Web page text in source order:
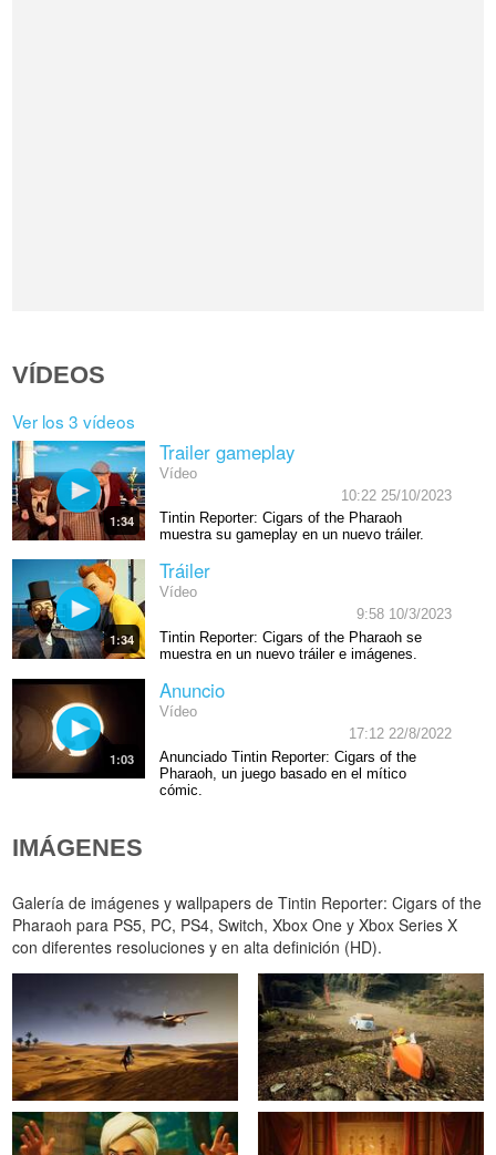
VÍDEOS
Ver los 3 vídeos
1:34
Trailer gameplay
Vídeo
10:22 25/10/2023
Tintin Reporter: Cigars of the Pharaoh
muestra su gameplay en un nuevo tráiler.
1:34
Tráiler
Vídeo
9:58 10/3/2023
Tintin Reporter: Cigars of the Pharaoh se
muestra en un nuevo tráiler e imágenes.
1:03
Anuncio
Vídeo
17:12 22/8/2022
Anunciado Tintin Reporter: Cigars of the
Pharaoh, un juego basado en el mítico
cómic.
IMÁGENES
Galería de imágenes y wallpapers de Tintin Reporter: Cigars of the
Pharaoh para PS5, PC, PS4, Switch, Xbox One y Xbox Series X
con diferentes resoluciones y en alta definición (HD).